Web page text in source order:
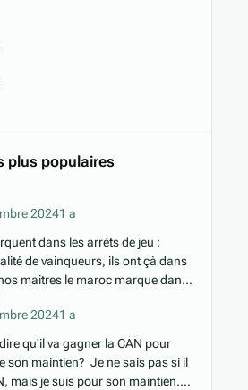
plus populaires
20241 a
dans les arréts de jeu :
de vainqueurs, ils ont çà dans
marque dans
quelle équipe de loos
20241 a
qu'il va gagner la CAN pour
Je ne sais pas si il
mais je suis pour son maintien.